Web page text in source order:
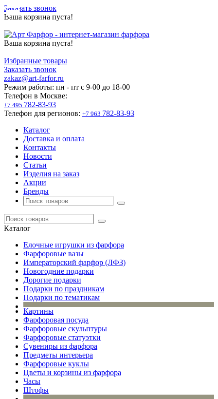
Заказать звонок
Ваша корзина пуста!
Ваша корзина пуста!
Избранные товары
Заказать звонок
zakaz@art-farfor.ru
Режим работы: пн - пт c 9-00 до 18-00
Телефон в Москве:
+7 495 782-83-93
Телефон для регионов: +7 963 782-83-93
Каталог
Доставка и оплата
Контакты
Новости
Статьи
Изделия на заказ
Акции
Бренды
Каталог
Елочные игрушки из фарфора
Фарфоровые вазы
Императорский фарфор (ЛФЗ)
Новогодние подарки
Дорогие подарки
Подарки по праздникам
Подарки по тематикам
Картины
Фарфоровая посуда
Фарфоровые скульптуры
Фарфоровые статуэтки
Сувениры из фарфора
Предметы интерьера
Фарфоровые куклы
Цветы и корзины из фарфора
Часы
Штофы